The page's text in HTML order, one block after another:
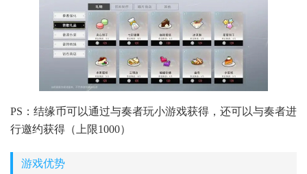
PS：结缘币可以通过与奏者玩小游戏获得，还可以与奏者进
行邀约获得（上限1000）
游戏优势